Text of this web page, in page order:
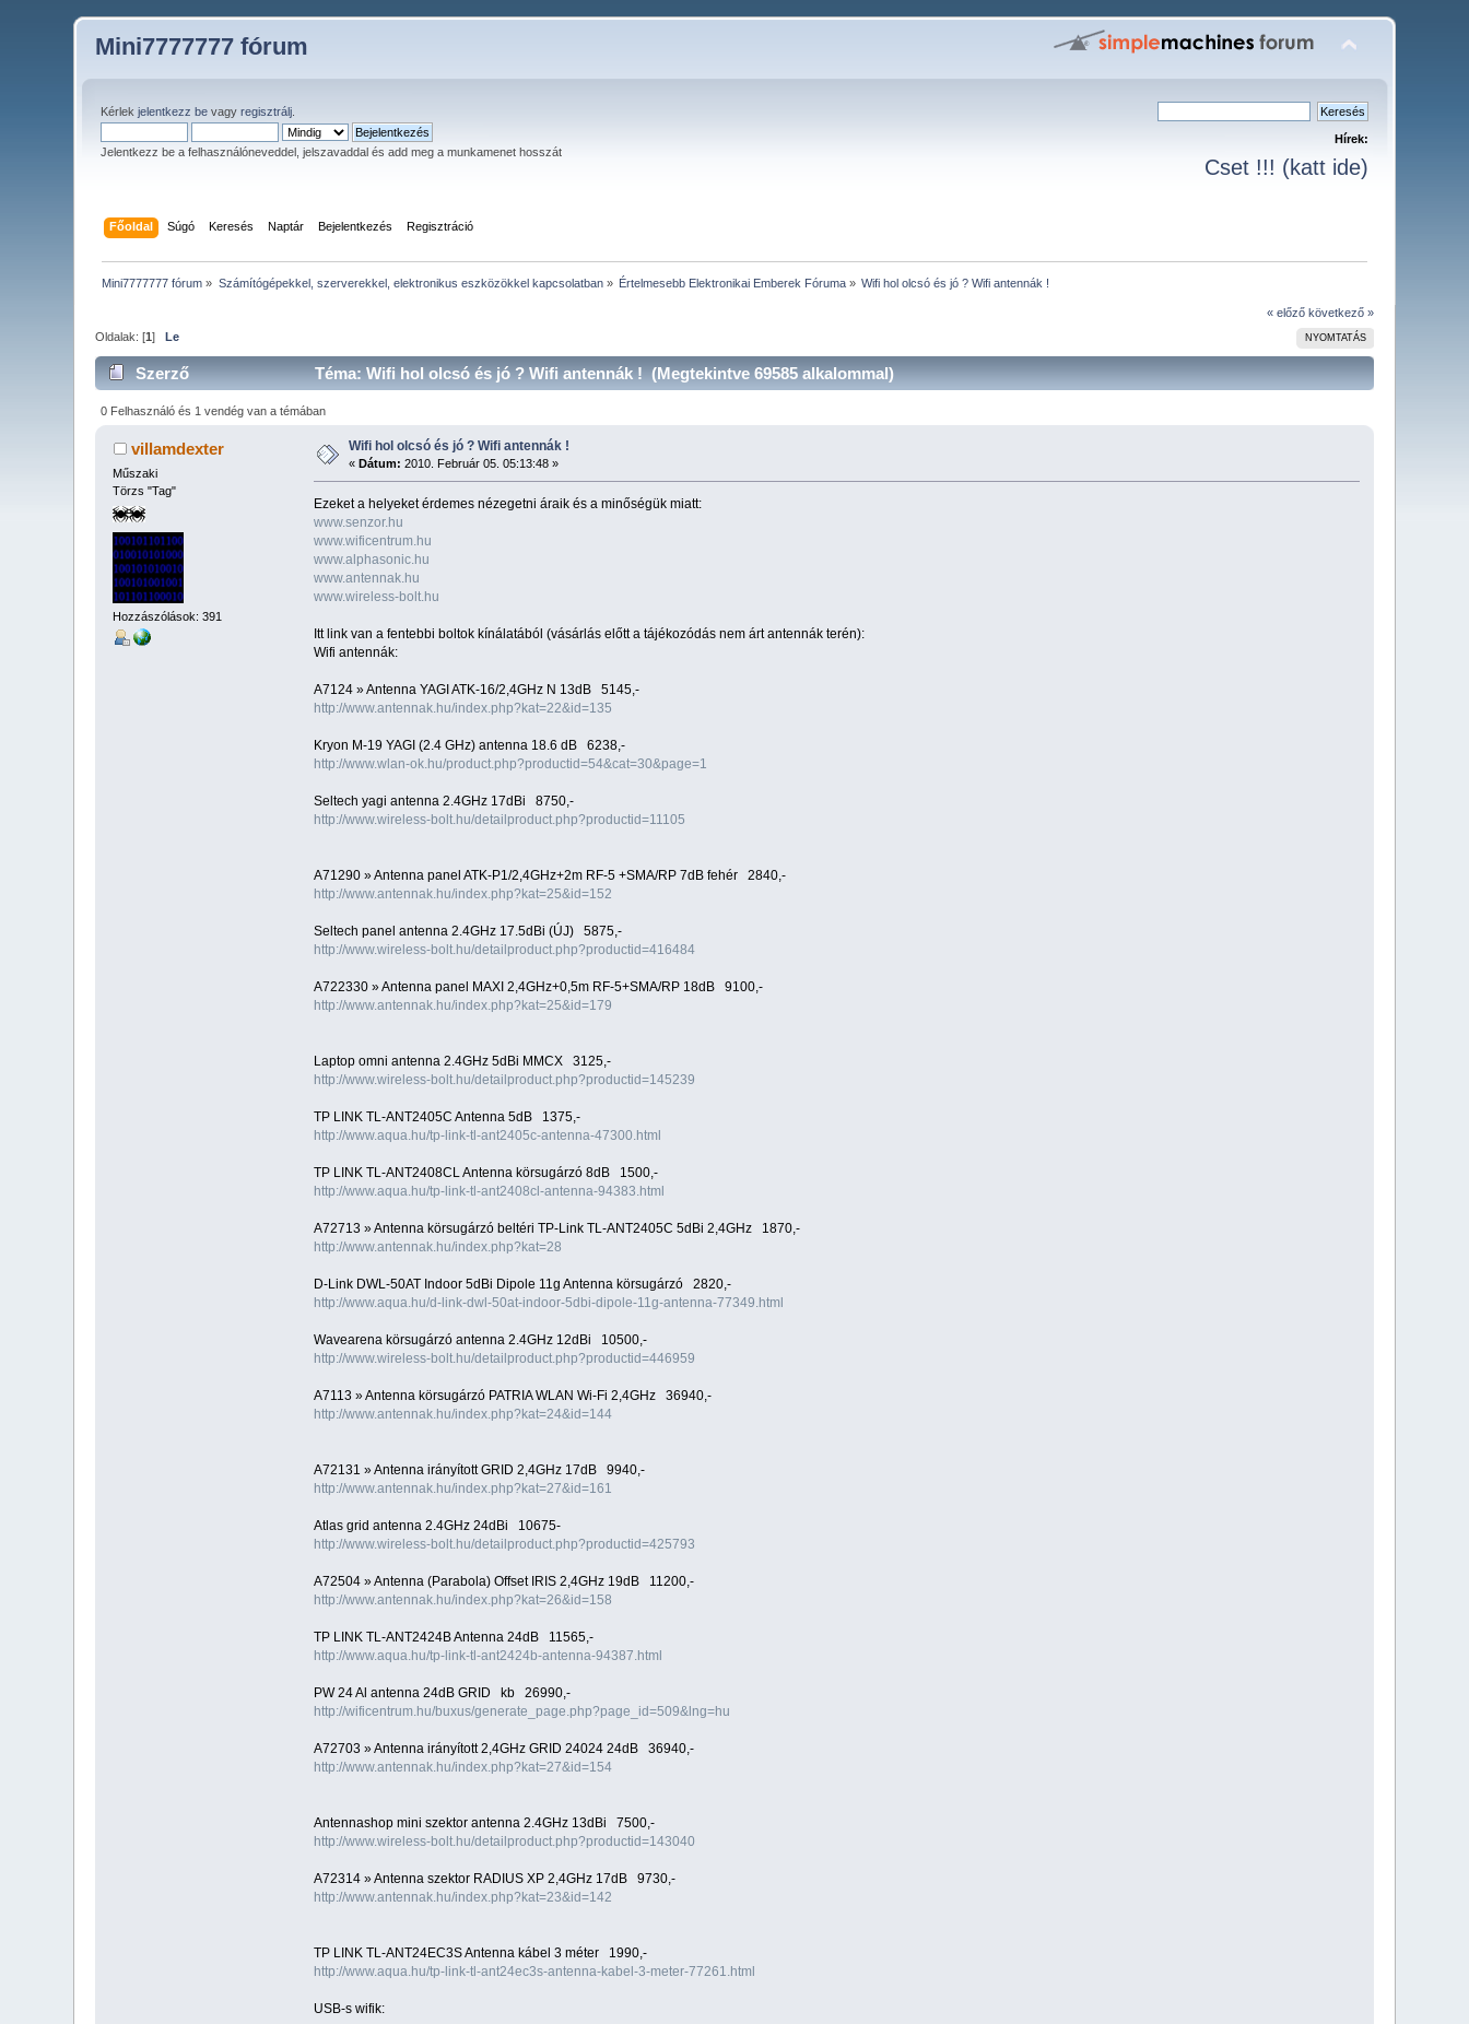
Mini7777777 fórum
Kérlekjelentkezz be vagyregisztrálj
Jelentkezz be a felhasználóneveddel, jelszavaddal és add meg a munkamenet hosszát
Hírek:
Cset !!! (katt ide)
Főoldal Súgó Keresés Naptár Bejelentkezés Regisztráció
Mini7777777 fórum » Számítógépekkel, szerverekkel, elektronikus eszközökkel kapcsolatban» Értelmesebb Elektronikai Emberek Fóruma » Wifi hol olcsó és jó ? Wifi antennák !
« előző következő »
NYOMTATÁS
Oldalak: [1] Le
Szerző Téma: Wifi hol olcsó és jó ? Wifi antennák ! (Megtekintve 69585 alkalommal)
0 Felhasználó és 1 vendég van a témában
villamdexter
Műszaki
Törzs "Tag"
Hozzászólások: 391
Wifi hol olcsó és jó ? Wifi antennák !
« Dátum: 2010. Február 05. 05:13:48 »
Ezeket a helyeket érdemes nézegetni áraik és a minőségük miatt:
www.senzor.hu
www.wificentrum.hu
www.alphasonic.hu
www.antennak.hu
www.wireless-bolt.hu
Itt link van a fentebbi boltok kínálatából (vásárlás előtt a tájékozódás nem árt antennák terén):
Wifi antennák:
A7124 » Antenna YAGI ATK-16/2,4GHz N 13dB 5145,-
http://www.antennak.hu/index.php?kat=22&id=135
Kryon M-19 YAGI (2.4 GHz) antenna 18.6 dB 6238,-
http://www.wlan-ok.hu/product.php?productid=54&cat=30&page=1
Seltech yagi antenna 2.4GHz 17dBi 8750,-
http://www.wireless-bolt.hu/detailproduct.php?productid=11105
A71290 » Antenna panel ATK-P1/2,4GHz+2m RF-5 +SMA/RP 7dB fehér 2840,-
http://www.antennak.hu/index.php?kat=25&id=152
Seltech panel antenna 2.4GHz 17.5dBi (ÚJ) 5875,-
http://www.wireless-bolt.hu/detailproduct.php?productid=416484
A722330 » Antenna panel MAXI 2,4GHz+0,5m RF-5+SMA/RP 18dB 9100,-
http://www.antennak.hu/index.php?kat=25&id=179
Laptop omni antenna 2.4GHz 5dBi MMCX 3125,-
http://www.wireless-bolt.hu/detailproduct.php?productid=145239
TP LINK TL-ANT2405C Antenna 5dB 1375,-
http://www.aqua.hu/tp-link-tl-ant2405c-antenna-47300.html
TP LINK TL-ANT2408CL Antenna körsugárzó 8dB 1500,-
http://www.aqua.hu/tp-link-tl-ant2408cl-antenna-94383.html
A72713 » Antenna körsugárzó beltéri TP-Link TL-ANT2405C 5dBi 2,4GHz 1870,-
http://www.antennak.hu/index.php?kat=28
D-Link DWL-50AT Indoor 5dBi Dipole 11g Antenna körsugárzó 2820,-
http://www.aqua.hu/d-link-dwl-50at-indoor-5dbi-dipole-11g-antenna-77349.html
Wavearena körsugárzó antenna 2.4GHz 12dBi 10500,-
http://www.wireless-bolt.hu/detailproduct.php?productid=446959
A7113 » Antenna körsugárzó PATRIA WLAN Wi-Fi 2,4GHz 36940,-
http://www.antennak.hu/index.php?kat=24&id=144
A72131 » Antenna irányított GRID 2,4GHz 17dB 9940,-
http://www.antennak.hu/index.php?kat=27&id=161
Atlas grid antenna 2.4GHz 24dBi 10675-
http://www.wireless-bolt.hu/detailproduct.php?productid=425793
A72504 » Antenna (Parabola) Offset IRIS 2,4GHz 19dB 11200,-
http://www.antennak.hu/index.php?kat=26&id=158
TP LINK TL-ANT2424B Antenna 24dB 11565,-
http://www.aqua.hu/tp-link-tl-ant2424b-antenna-94387.html
PW 24 Al antenna 24dB GRID kb 26990,-
http://wificentrum.hu/buxus/generate_page.php?page_id=509&lng=hu
A72703 » Antenna irányított 2,4GHz GRID 24024 24dB 36940,-
http://www.antennak.hu/index.php?kat=27&id=154
Antennashop mini szektor antenna 2.4GHz 13dBi 7500,-
http://www.wireless-bolt.hu/detailproduct.php?productid=143040
A72314 » Antenna szektor RADIUS XP 2,4GHz 17dB 9730,-
http://www.antennak.hu/index.php?kat=23&id=142
TP LINK TL-ANT24EC3S Antenna kábel 3 méter 1990,-
http://www.aqua.hu/tp-link-tl-ant24ec3s-antenna-kabel-3-meter-77261.html
USB-s wifik: